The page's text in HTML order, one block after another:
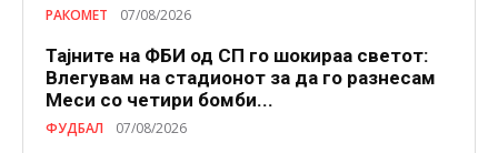
РАКОМЕТ 07/08/2026
Тајните на ФБИ од СП го шокираа светот:
Влегувам на стадионот за да го разнесам
Меси со четири бомби...
ФУДБАЛ 07/08/2026